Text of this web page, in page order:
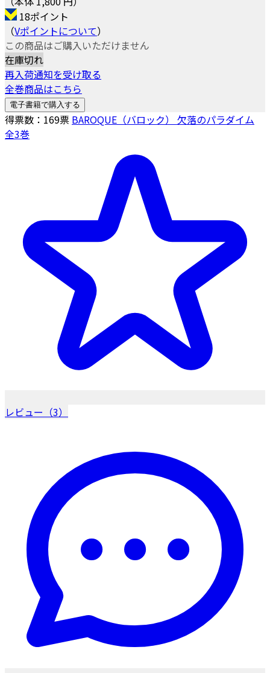
18ポイント
（Vポイントについて）
この商品はご購入いただけません
在庫切れ
再入荷通知を受け取る
全巻商品はこちら
電子書籍で購入する
得票数： 169票 BAROQUE（バロック） 欠落のパラダイム
全3巻
レビュー（3）